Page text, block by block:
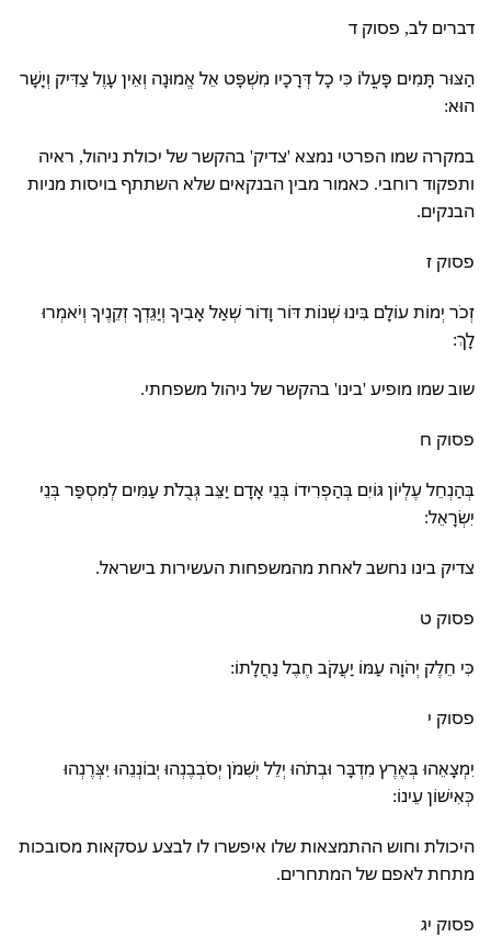
דברים לב, פסוק ד
הַצּוּר תָּמִים פָּעֳלוֹ כִּי כָל דְּרָכָיו מִשְׁפָּט אֵל אֱמוּנָה וְאֵין עָוֶל צַדִּיק וְיָשָׁר
הוּא:
במקרה שמו הפרטי נמצא 'צדיק' בהקשר של יכולת ניהול, ראיה
ותפקוד רוחבי. כאמור מבין הבנקאים שלא השתתף בויסות מניות
הבנקים.
פסוק ז
זְכֹר יְמוֹת עוֹלָם בִּינוּ שְׁנוֹת דּוֹר וָדוֹר שְׁאַל אָבִיךָ וְיַגֵּדְךָ זְקֵנֶיךָ וְיֹאמְרוּ
לָךְ:
שוב שמו מופיע 'בינו' בהקשר של ניהול משפחתי.
פסוק ח
בְּהַנְחֵל עֶלְיוֹן גּוֹיִם בְּהַפְרִידוֹ בְּנֵי אָדָם יַצֵּב גְּבֻלֹת עַמִּים לְמִסְפַּר בְּנֵי
יִשְׂרָאֵל:
צדיק בינו נחשב לאחת מהמשפחות העשירות בישראל.
פסוק ט
כִּי חֵלֶק יְהֹוָה עַמּוֹ יַעֲקֹב חֶבֶל נַחֲלָתוֹ:
פסוק י
יִמְצָאֵהוּ בְּאֶרֶץ מִדְבָּר וּבְתֹהוּ יְלֵל יְשִׁמֹן יְסֹבְבֶנְהוּ יְבוֹנְנֵהוּ יִצְּרֶנְהוּ
כְּאִישׁוֹן עֵינוֹ:
היכולת וחוש ההתמצאות שלו איפשרו לו לבצע עסקאות מסובכות
מתחת לאפם של המתחרים.
פסוק יג